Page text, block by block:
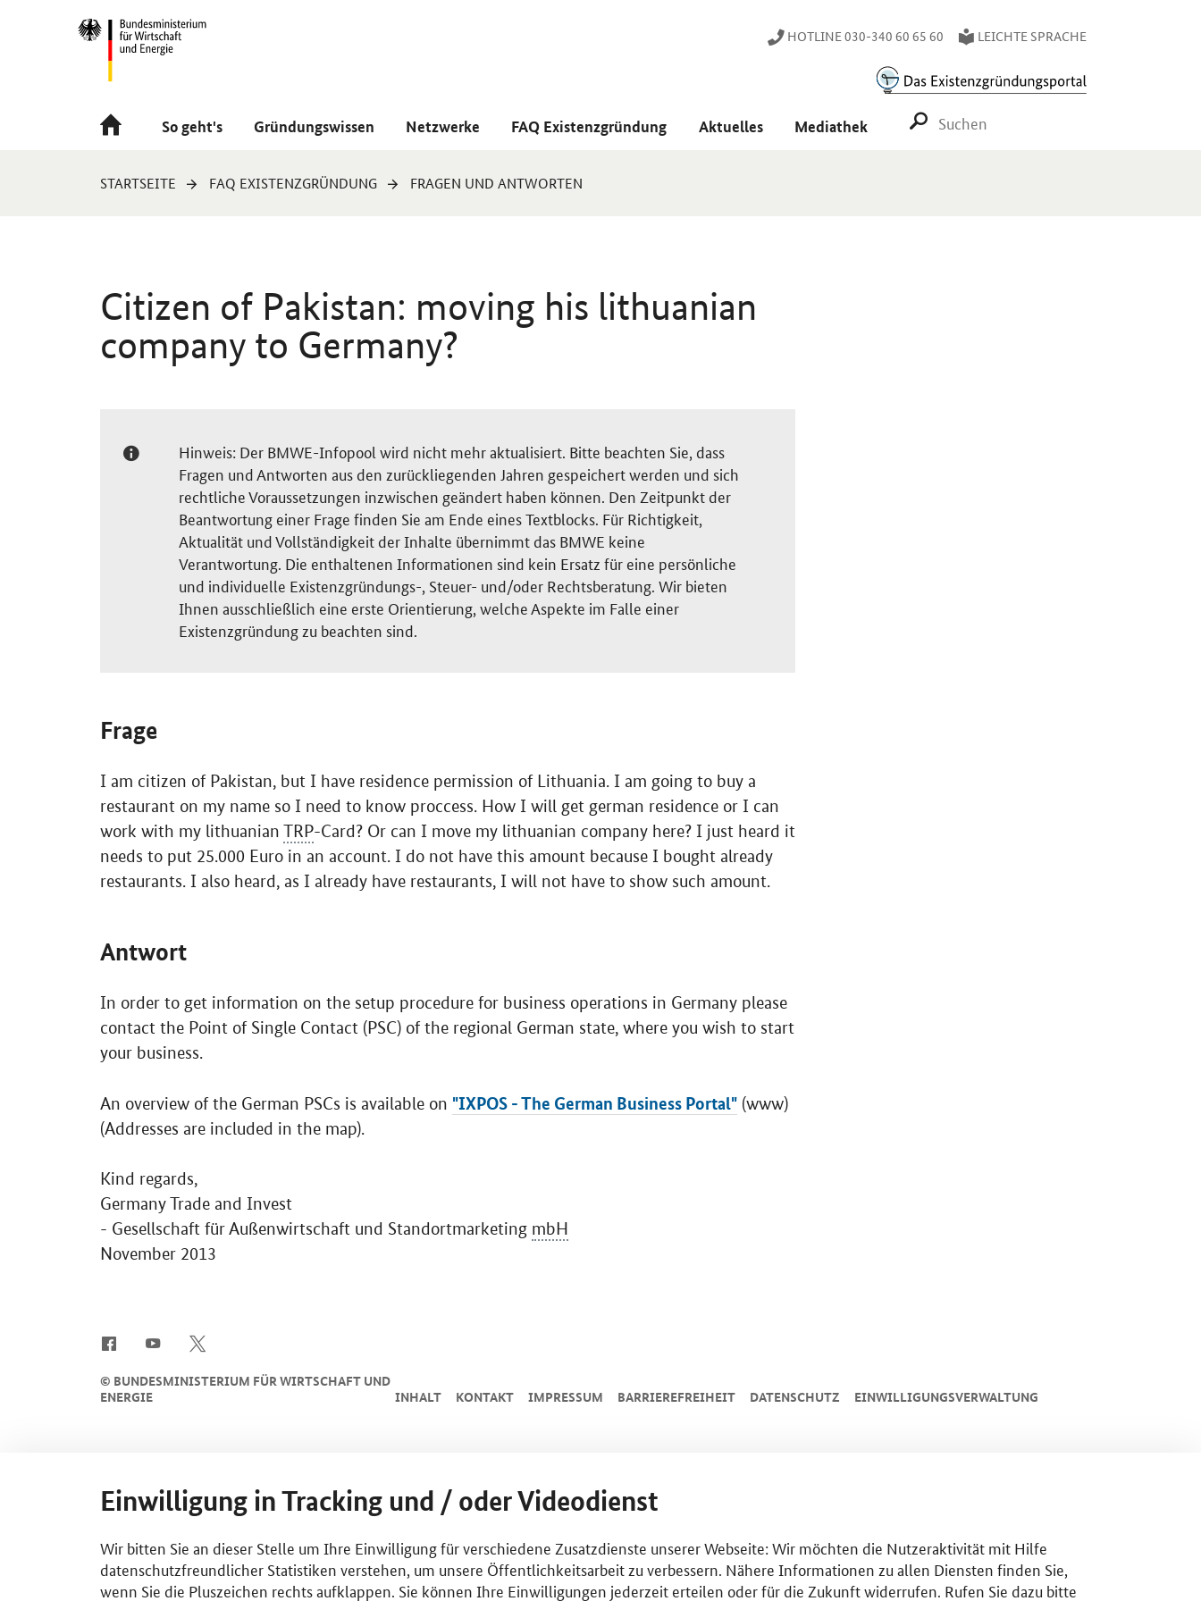
Navigation
Hauptmenü HOTLINE 030-340 60 65 60 LEICHTE SPRACHE
So geht's Gründungswissen Netzwerke FAQ Existenzgründung Aktuelles Mediathek SUCHE STARTEN
Sie
STARTSEITE FAQ EXISTENZGRÜNDUNG FRAGEN UND ANTWORTEN
Citizen of Pakistan: moving his lithuanian
company to Germany?
Hinweis: Der BMWE-Infopool wird nicht mehr aktualisiert. Bitte beachten Sie, dass
Fragen und Antworten aus den zurückliegenden Jahren gespeichert werden und sich
rechtliche Voraussetzungen inzwischen geändert haben können. Den Zeitpunkt der
Beantwortung einer Frage finden Sie am Ende eines Textblocks. Für Richtigkeit,
Aktualität und Vollständigkeit der Inhalte übernimmt das BMWE keine
Verantwortung. Die enthaltenen Informationen sind kein Ersatz für eine persönliche
und individuelle Existenzgründungs-, Steuer- und/oder Rechtsberatung. Wir bieten
Ihnen ausschließlich eine erste Orientierung, welche Aspekte im Falle einer
Existenzgründung zu beachten sind.
Frage
I am citizen of Pakistan, but I have residence permission of Lithuania. I am going to buy a
restaurant on my name so I need to know proccess. How I will get german residence or I can
work with my lithuanian TRP-Card? Or can I move my lithuanian company here? I just heard it
needs to put 25.000 Euro in an account. I do not have this amount because I bought already
restaurants. I also heard, as I already have restaurants, I will not have to show such amount.
Antwort
In order to get information on the setup procedure for business operations in Germany please
contact the Point of Single Contact (PSC) of the regional German state, where you wish to start
your business.
An overview of the German PSCs is available on "IXPOS - The German Business Portal" (www)
(Addresses are included in the map).
Kind regards,
Germany Trade and Invest
- Gesellschaft für Außenwirtschaft und Standortmarketing mbH
November 2013
© BUNDESMINISTERIUM FÜR WIRTSCHAFT UND
ENERGIE
INHALT KONTAKT IMPRESSUM BARRIEREFREIHEIT DATENSCHUTZ EINWILLIGUNGSVERWALTUNG
Einwilligung in Tracking und / oder Videodienst
Wir bitten Sie an dieser Stelle um Ihre Einwilligung für verschiedene Zusatzdienste unserer Webseite: Wir möchten die Nutzeraktivität mit Hilfe
datenschutzfreundlicher Statistiken verstehen, um unsere Öffentlichkeitsarbeit zu verbessern. Nähere Informationen zu allen Diensten finden Sie,
wenn Sie die Pluszeichen rechts aufklappen. Sie können Ihre Einwilligungen jederzeit erteilen oder für die Zukunft widerrufen. Rufen Sie dazu bitte